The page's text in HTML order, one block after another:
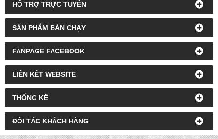
HỔ TRỢ TRỰC TUYẾN
SẢN PHẨM BÁN CHẠY
FANPAGE FACEBOOK
LIÊN KẾT WEBSITE
THỐNG KÊ
ĐỐI TÁC KHÁCH HÀNG